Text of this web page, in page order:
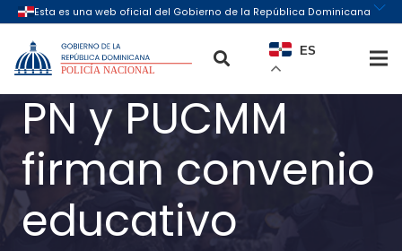
ES
PN y PUCMM
firman convenio
educativo